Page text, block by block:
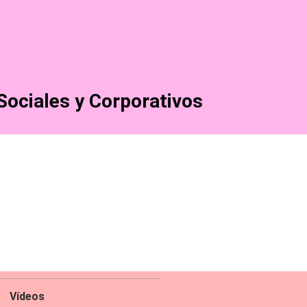
y Corporativos
Vídeos